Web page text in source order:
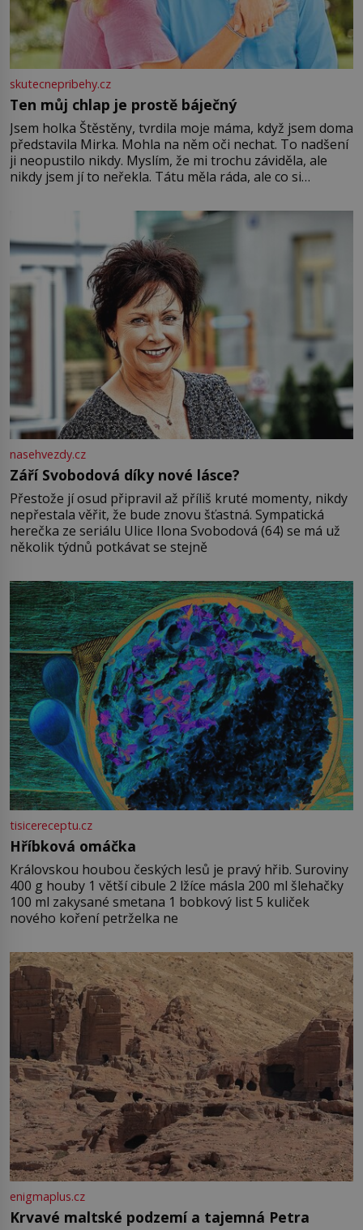
skutecnepribehy.cz
Ten můj chlap je prostě báječný
Jsem holka Štěstěny, tvrdila moje máma, když jsem doma
představila Mirka. Mohla na něm oči nechat. To nadšení
ji neopustilo nikdy. Myslím, že mi trochu záviděla, ale
nikdy jsem jí to neřekla. Tátu měla ráda, ale co si
Jsme spolu moc rádi Tehdy byla jiná doba, když
nasehvezdy.cz
Září Svobodová díky nové lásce?
Přestože jí osud připravil až příliš kruté momenty, nikdy
nepřestala věřit, že bude znovu šťastná. Sympatická
herečka ze seriálu Ulice Ilona Svobodová (64) se má už
několik týdnů potkávat se stejně
tisicereceptu.cz
Hříbková omáčka
Královskou houbou českých lesů je pravý hřib. Suroviny
400 g houby 1 větší cibule 2 lžíce másla 200 ml šlehačky
100 ml zakysané smetana 1 bobkový list 5 kuliček
nového koření petrželka ne
enigmaplus.cz
Krvavé maltské podzemí a tajemná Petra